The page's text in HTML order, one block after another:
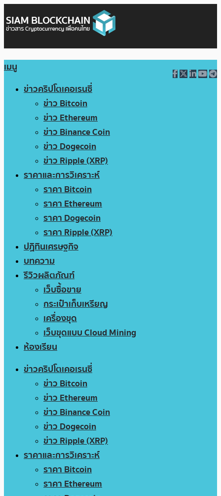
เมนู
ข่าวคริปโตเคอเรนซี่
ข่าว Bitcoin
ข่าว Ethereum
ข่าว Binance Coin
ข่าว Dogecoin
ข่าว Ripple (XRP)
ราคาและการวิเคราะห์
ราคา Bitcoin
ราคา Ethereum
ราคา Dogecoin
ราคา Ripple (XRP)
ปฏิทินเศรษฐกิจ
บทความ
รีวิวผลิตภัณฑ์
เว็บซื้อขาย
กระเป๋าเก็บเหรียญ
เครื่องขุด
เว็บขุดแบบ Cloud Mining
ห้องเรียน
ข่าวคริปโตเคอเรนซี่
ข่าว Bitcoin
ข่าว Ethereum
ข่าว Binance Coin
ข่าว Dogecoin
ข่าว Ripple (XRP)
ราคาและการวิเคราะห์
ราคา Bitcoin
ราคา Ethereum